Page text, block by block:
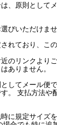
、原則として
びいただけませ
れており、こ
のリンクよりご
ありません。
してメール便
。 支払方法や
に規定サイズ